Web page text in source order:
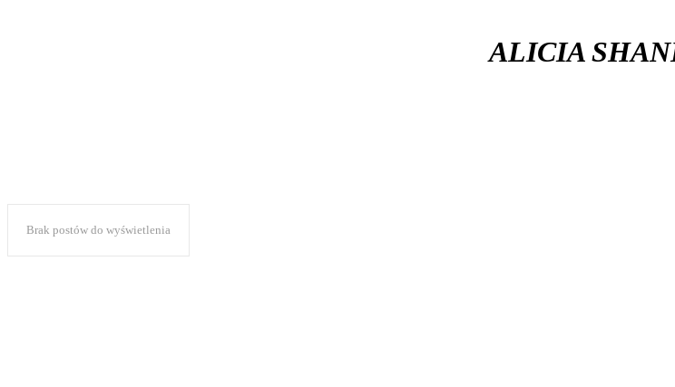
ALICIA
Brak postów do wyświetlenia